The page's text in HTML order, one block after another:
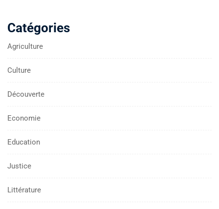
Catégories
Agriculture
Culture
Découverte
Economie
Education
Justice
Littérature